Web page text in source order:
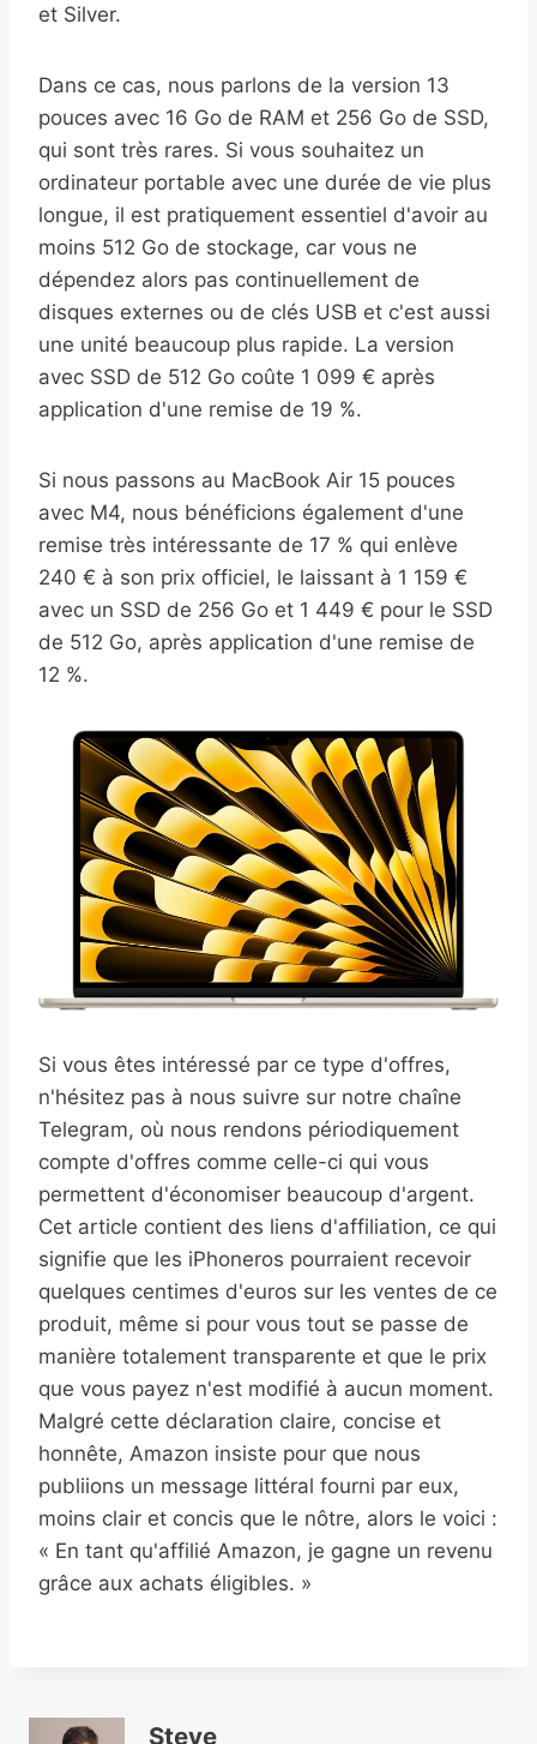
et Silver.
Dans ce cas, nous parlons de la version 13
pouces avec 16 Go de RAM et 256 Go de SSD,
qui sont très rares. Si vous souhaitez un
ordinateur portable avec une durée de vie plus
longue, il est pratiquement essentiel d'avoir au
moins 512 Go de stockage, car vous ne
dépendez alors pas continuellement de
disques externes ou de clés USB et c'est aussi
une unité beaucoup plus rapide. La version
avec SSD de 512 Go coûte 1 099 € après
application d'une remise de 19 %.
Si nous passons au MacBook Air 15 pouces
avec M4, nous bénéficions également d'une
remise très intéressante de 17 % qui enlève
240 € à son prix officiel, le laissant à 1 159 €
avec un SSD de 256 Go et 1 449 € pour le SSD
de 512 Go, après application d'une remise de
12 %.
Si vous êtes intéressé par ce type d'offres,
n'hésitez pas à nous suivre sur notre chaîne
Telegram, où nous rendons périodiquement
compte d'offres comme celle-ci qui vous
permettent d'économiser beaucoup d'argent.
Cet article contient des liens d'affiliation, ce qui
signifie que les iPhoneros pourraient recevoir
quelques centimes d'euros sur les ventes de ce
produit, même si pour vous tout se passe de
manière totalement transparente et que le prix
que vous payez n'est modifié à aucun moment.
Malgré cette déclaration claire, concise et
honnête, Amazon insiste pour que nous
publiions un message littéral fourni par eux,
moins clair et concis que le nôtre, alors le voici :
« En tant qu'affilié Amazon, je gagne un revenu
grâce aux achats éligibles. »
Steve